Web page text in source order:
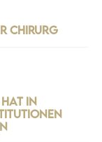
Chirurg
hat in